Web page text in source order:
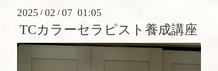
2025 / 02 / 07 01:05
TCカラーセラピスト養成講座